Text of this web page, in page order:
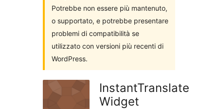
Potrebbe non essere più mantenuto,
o supportato, e potrebbe presentare
problemi di compatibilità se
utilizzato con versioni più recenti di
WordPress.
InstantTranslate
Widget